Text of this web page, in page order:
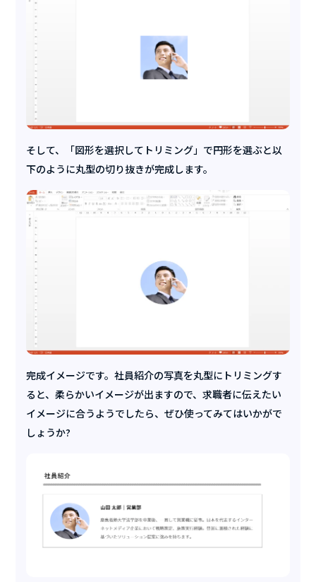
そして、「図形を選択してトリミング」で円形を選ぶと以
下のように丸型の切り抜きが完成します。
完成イメージです。社員紹介の写真を丸型にトリミングす
ると、柔らかいイメージが出ますので、求職者に伝えたい
イメージに合うようでしたら、ぜひ使ってみてはいかがで
しょうか?